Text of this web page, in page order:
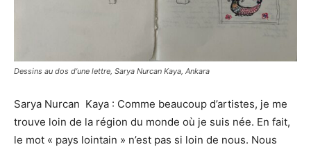
Dessins au dos d’une lettre, Sarya Nurcan Kaya, Ankara
Sarya Nurcan Kaya : Comme beaucoup d’artistes, je me
trouve loin de la région du monde où je suis née. En fait,
le mot « pays lointain » n’est pas si loin de nous. Nous